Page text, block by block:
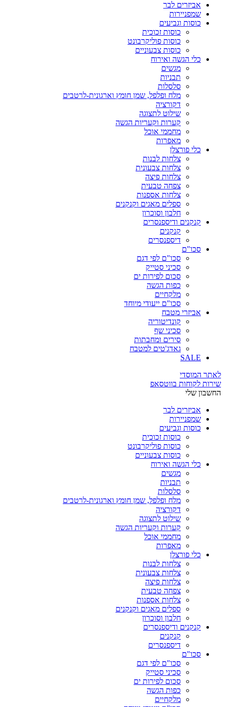
אביזרים לבר
שמפניירות
כוסות וגביעים
כוסות זכוכית
כוסות פוליקרבונט
כוסות צבעוניים
כלי הגשה ואירוח
מגשים
תבניות
סלסלות
מלח ופלפל, שמן חומץ וארגונית-לרטבים
דקורציה
שילוט לתצוגה
קערות וקעריות הגשה
מחממי אוכל
מאפרות
כלי פורצלן
צלחות לבנות
צלחות צבעונית
צלחות פיצה
צפחה טבעית
צלחות אספנות
ספלים מאגים וקנקנים
חלבון וסוכרון
קנקנים ודיספנסרים
קנקנים
דיספנסרים
סכו"ם
סכו"ם לפי דגם
סכיני סטייק
סכום לפירות ים
כפות הגשה
מלקחיים
סכו"ם ייעודי מיוחד
אביזרי מטבח
קונדיטוריה
סכיני שף
סירים ומחבתות
גאדג'טים למטבח
SALE
לאתר המוסדי
שירות לקוחות בווטסאפ
החשבון שלי
אביזרים לבר
שמפניירות
כוסות וגביעים
כוסות זכוכית
כוסות פוליקרבונט
כוסות צבעוניים
כלי הגשה ואירוח
מגשים
תבניות
סלסלות
מלח ופלפל, שמן חומץ וארגונית-לרטבים
דקורציה
שילוט לתצוגה
קערות וקעריות הגשה
מחממי אוכל
מאפרות
כלי פורצלן
צלחות לבנות
צלחות צבעונית
צלחות פיצה
צפחה טבעית
צלחות אספנות
ספלים מאגים וקנקנים
חלבון וסוכרון
קנקנים ודיספנסרים
קנקנים
דיספנסרים
סכו"ם
סכו"ם לפי דגם
סכיני סטייק
סכום לפירות ים
כפות הגשה
מלקחיים